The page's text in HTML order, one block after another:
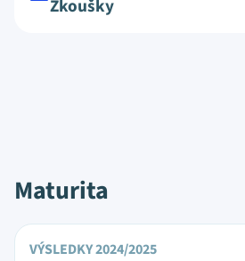
Zkoušky
Maturita
VÝSLEDKY 2024/2025